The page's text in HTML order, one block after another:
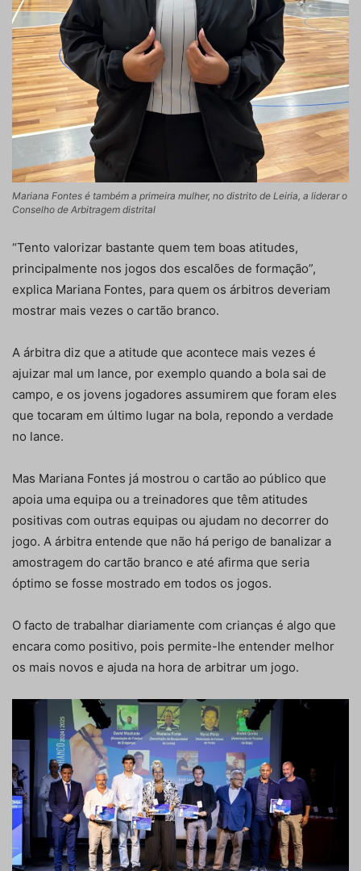
Mariana Fontes é também a primeira mulher, no distrito de Leiria, a liderar o
Conselho de Arbitragem distrital
“Tento valorizar bastante quem tem boas atitudes,
principalmente nos jogos dos escalões de formação”,
explica Mariana Fontes, para quem os árbitros deveriam
mostrar mais vezes o cartão branco.
A árbitra diz que a atitude que acontece mais vezes é
ajuizar mal um lance, por exemplo quando a bola sai de
campo, e os jovens jogadores assumirem que foram eles
que tocaram em último lugar na bola, repondo a verdade
no lance.
Mas Mariana Fontes já mostrou o cartão ao público que
apoia uma equipa ou a treinadores que têm atitudes
positivas com outras equipas ou ajudam no decorrer do
jogo. A árbitra entende que não há perigo de banalizar a
amostragem do cartão branco e até afirma que seria
óptimo se fosse mostrado em todos os jogos.
O facto de trabalhar diariamente com crianças é algo que
encara como positivo, pois permite-lhe entender melhor
os mais novos e ajuda na hora de arbitrar um jogo.